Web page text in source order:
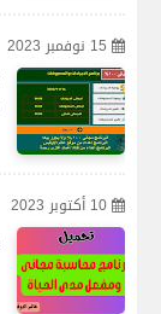
15 نوفمبر 2023
10 أكتوبر 2023